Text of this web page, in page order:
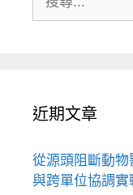
尋:
近期文章
從源頭阻斷動
與跨單位協調實